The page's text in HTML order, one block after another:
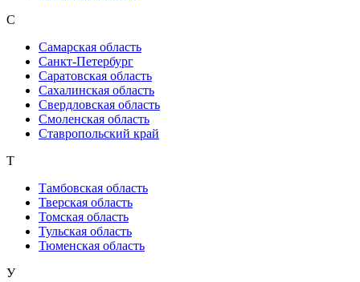
С
Самарская область
Санкт-Петербург
Саратовская область
Сахалинская область
Свердловская область
Смоленская область
Ставропольский край
Т
Тамбовская область
Тверская область
Томская область
Тульская область
Тюменская область
У